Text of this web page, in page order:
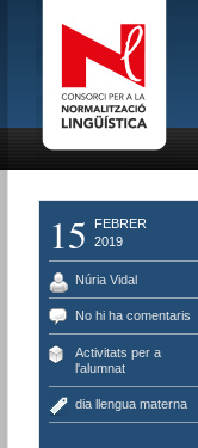
15
FEBRER
2019
Núria Vidal
No hi ha comentaris
Activitats per a
l'alumnat
dia llengua materna